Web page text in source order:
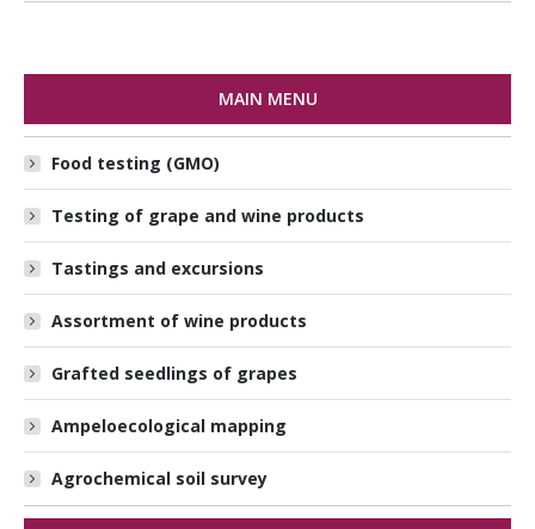
MAIN MENU
Food testing (GMO)
Testing of grape and wine products
Tastings and excursions
Assortment of wine products
Grafted seedlings of grapes
Ampeloecological mapping
Agrochemical soil survey